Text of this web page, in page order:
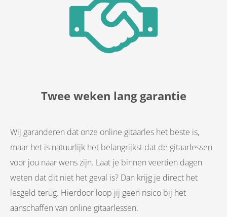
Twee weken lang garantie
Wij garanderen dat onze online gitaarles het beste is,
maar het is natuurlijk het belangrijkst dat de gitaarlessen
voor jou naar wens zijn. Laat je binnen veertien dagen
weten dat dit niet het geval is? Dan krijg je direct het
lesgeld terug. Hierdoor loop jij geen risico bij het
aanschaffen van online gitaarlessen.